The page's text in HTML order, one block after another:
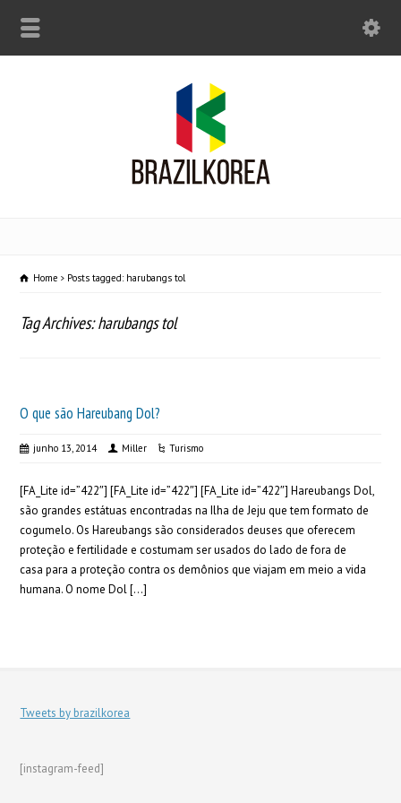
Home Posts tagged: harubangs tol
Tag Archives: harubangs tol
O que são Hareubang Dol?
junho 13, 2014 Miller Turismo
[FA_Lite id=”422″] [FA_Lite id=”422″] [FA_Lite id=”422″] Hareubangs Dol,
são grandes estátuas encontradas na Ilha de Jeju que tem formato de
cogumelo. Os Hareubangs são considerados deuses que oferecem
proteção e fertilidade e costumam ser usados do lado de fora de
casa para a proteção contra os demônios que viajam em meio a vida
humana. O nome Dol […]
Tweets by brazilkorea
[instagram-feed]